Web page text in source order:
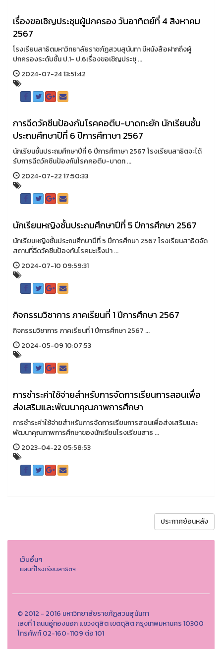
เรื่องขอเชิญประชุมผู้ปกครอง วันอาทิตย์ที่ 4 สิงหาคม
2567
โรงเรียนสาธิตมหาวิทยาลัยราชภัฏสวนสุนันทา มีหนังสือฝากถึงผู้
ปกครองระดับชั้น ป.1- ป.6เรื่องขอเชิญประชุ ...
2024-07-24 13:51:42
การฉีดวัคซีนป้องกันโรคคอตีบ-บาดทะยัก นักเรียนชั้น
ประถมศึกษาปีที่ 6 ปีการศึกาษา 2567
นักเรียนชั้นประถมศึกษาปีที่ 6 ปีการศึกาษา 2567 โรงเรียนสาธิตจะได้
รับการฉีดวัคซีนป้องกันโรคคอตีบ-บาดท ...
2024-07-22 17:50:33
นักเรียนหญิงชั้นประถมศึกษาปีที่ 5 ปีการศึกษา 2567
นักเรียนหญิงชั้นประถมศึกษาปีที่ 5 ปีการศึกษา 2567 โรงเรียนสาธิตจัด
สถานที่ฉีดวัคซีนป้องกันโรคมะเร็งปา ...
2024-07-10 09:59:31
กิจกรรมวิชาการ ภาคเรียนที่ 1 ปีการศึกษา 2567
กิจกรรมวิชาการ ภาคเรียนที่ 1 ปีการศึกษา 2567 ...
2024-05-09 10:07:53
การชำระค่าใช้จ่ายสำหรับการจัดการเรียนการสอนเพื่อ
ส่งเสริมและพัฒนาคุณภาพการศึกษา
การชำระค่าใช้จ่ายสำหรับการจัดการเรียนการสอนเพื่อส่งเสริมและ
พัฒนาคุณภาพการศึกษาของนักเรียนโรงเรียนสาธ ...
2023-04-22 05:58:53
ประกาศย้อนหลัง
เว็บอื่นๆ
แผนที่โรงเรียนสาธิตฯ
© 2012 - 2016 มหาวิทยาลัยราชภัฏสวนสุนันทา
เลขที่ 1 ถนนอู่ทองนอก แขวงดุสิต เขตดุสิต กรุงเทพมหานคร 10300
โทรศัพท์ 02-160-1109 ต่อ 101